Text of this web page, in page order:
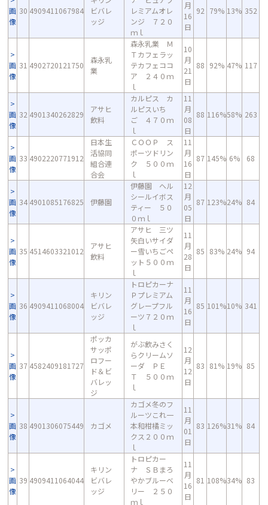
画
像
30 4909411067984
ビバレ
ッジ
レミアムオレ
ンジ ７２０
ｍｌ
月
16
日
92 79% 13% 352
画
像
31 4902720121750
森永乳
業
森永乳業 Ｍ
Ｔカフェラッ
テカフェココ
ア ２４０ｍ
ｌ
10
月
21
日
88 92% 47% 117
画
像
32 4901340262829
アサヒ
飲料
カルピス カ
ルピスいち
ご ４７０ｍ
ｌ
11
月
08
日
88 116%58% 263
画
像
33 4902220771912
日本生
活協同
組合連
合会
ＣＯＯＰ ス
ポーツドリン
ク ５００ｍ
ｌ
11
月
16
日
87 145% 6% 68
画
像
34 4901085176825 伊藤園
伊藤園 ヘル
シールイボス
ティー ５０
０ｍｌ
12
月
05
日
87 123%24% 84
画
像
35 4514603321012
アサヒ
飲料
アサヒ 三ツ
矢白いサイダ
ー雪いちごペ
ット５００ｍ
ｌ
11
月
28
日
85 83% 24% 94
画
像
36 4909411068004
キリン
ビバレ
ッジ
トロピカーナ
Ｐプレミアム
グレープフル
ーツ７２０ｍ
ｌ
11
月
16
日
85 101%10% 341
画
像
37 4582409181727
ポッカ
サッポ
ロフー
ド＆ビ
バレッ
ジ
がぶ飲みさく
らクリームソ
ーダ ＰＥ
Ｔ ５００ｍ
ｌ
12
月
12
日
83 81% 19% 85
画
像
38 4901306075449 カゴメ
カゴメ冬のフ
ルーツこれ一
本和柑橘ミッ
クス２００ｍ
ｌ
11
月
01
日
83 126%31% 84
画
像
39 4909411064044
キリン
ビバレ
ッジ
トロピカー
ナ ＳＢまろ
やかブルーベ
リー ２５０
ｍｌ
11
月
16
日
81 108%34% 83